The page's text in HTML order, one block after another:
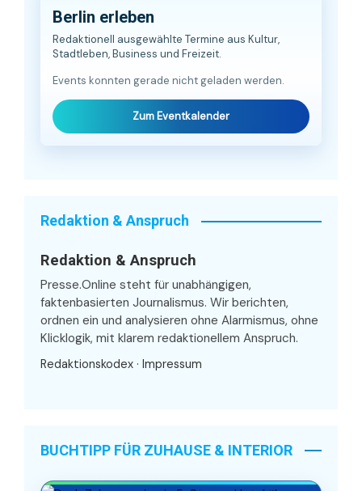
Berlin erleben
Redaktionell ausgewählte Termine aus Kultur,
Stadtleben, Business und Freizeit.
Events konnten gerade nicht geladen werden.
Zum Eventkalender
Redaktion & Anspruch
Redaktion & Anspruch
Presse.Online steht für unabhängigen,
faktenbasierten Journalismus. Wir berichten,
ordnen ein und analysieren ohne Alarmismus, ohne
Klicklogik, mit klarem redaktionellem Anspruch.
Redaktionskodex · Impressum
BUCHTIPP FÜR ZUHAUSE & INTERIOR